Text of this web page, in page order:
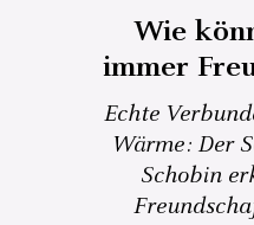
Wie
immer
Echte
Wärme: Der
Schobin